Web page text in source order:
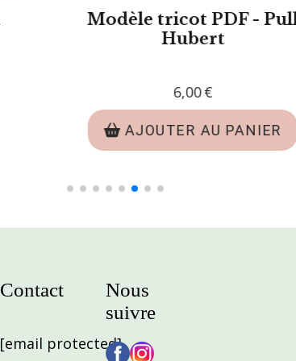
Modèle tricot PDF - Pull
AJOUTER AU PANIER
Contact
[email protected]
Nous
suivre